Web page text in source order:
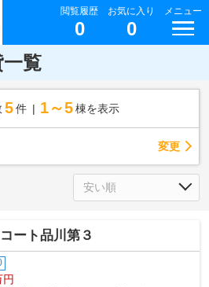
閲覧履歴
0
お気に入り
0
メニュー
覧
5 件 1～5 棟を表示
変更
ート品川第３
円